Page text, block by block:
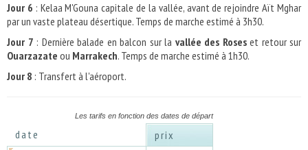
Jour 6 : Kelaa M'Gouna capitale de la vallée, avant de rejoindre Aït Mghar
par un vaste plateau désertique. Temps de marche estimé à 3h30.
Jour 7 : Dernière balade en balcon sur la vallée des Roseset retour sur
Ouarzazate ou Marrakech. Temps de marche estimé à 1h30.
Jour 8 : Transfert à l'aéroport.
Les tarifs en fonction des dates de départ
date
prix